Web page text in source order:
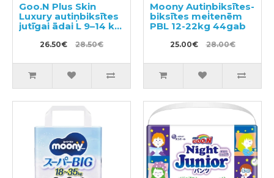
Goo.N Plus Skin
Luxury autiņbiksītes
jutīgai ādai L 9–14 kg
26.50€ 28.50€
Moony Autiņbiksītes-
biksītes meitenēm
PBL 12-22kg 44gab
25.00€ 28.00€